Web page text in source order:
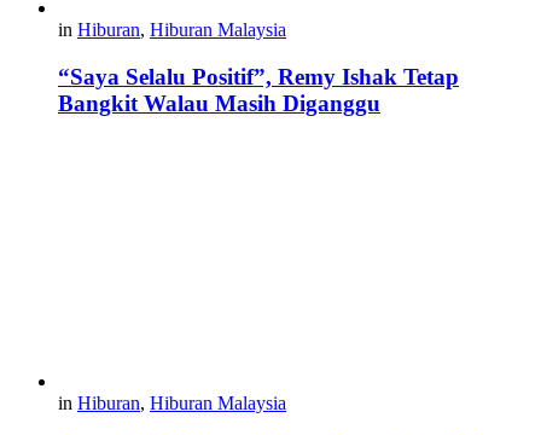
in Hiburan, Hiburan Malaysia
“Saya Selalu Positif”, Remy Ishak Tetap
Bangkit Walau Masih Diganggu
in Hiburan, Hiburan Malaysia